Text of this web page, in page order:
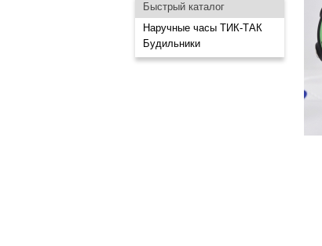
Быстрый каталог
Наручные часы ТИК-ТАК
Будильники